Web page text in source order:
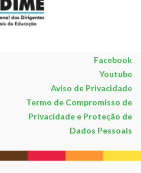
Facebook
Youtube
Aviso de Privacidade
Termo de Compromisso de
Privacidade e Proteção de
Dados Pessoais